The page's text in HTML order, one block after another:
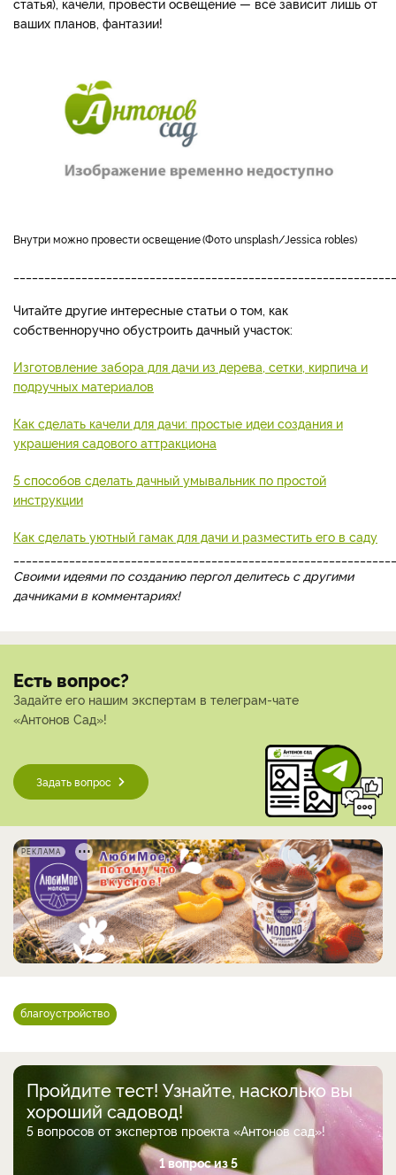
ваших планов, фантазии!
внутри можно провести освещение Фото unsplash/Jessica robles
Читайте другие интересные статьи о том, как
собственноручно обустроить дачный участок:
Изготовление забора для дачи из дерева, сетки, кирпича и
подручных материалов
Как сделать качели для дачи: простые идеи создания и
украшения садового аттракциона
5 способов сделать дачный умывальник по простой
инструкции
Как сделать уютный гамак для дачи и разместить его в саду
Своими идеями по созданию пергол делитесь с другими
дачниками в комментариях!
Есть вопрос?
Задайте его нашим экспертам в телеграм-чате
«Антонов Сад»!
Задать вопрос
РЕКЛАМА
благоустройство
Пройдите тест! Узнайте, насколько вы
хороший садовод!
5 вопросов от экспертов проекта «Антонов сад»!
1 вопрос из 5